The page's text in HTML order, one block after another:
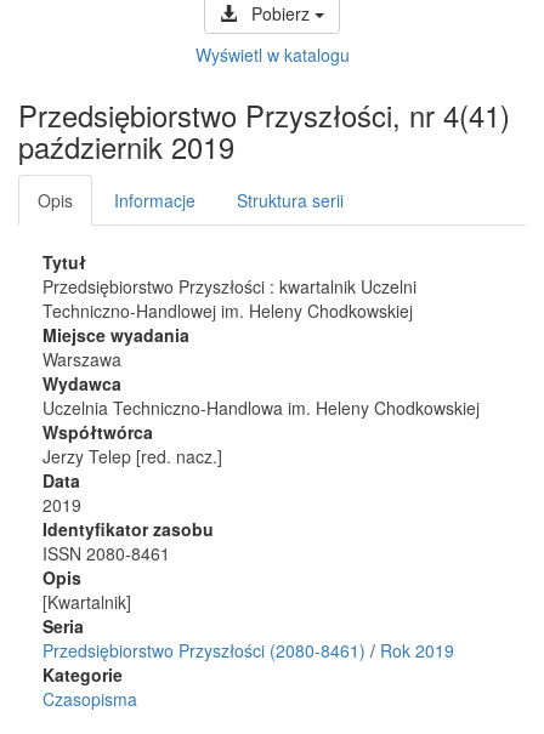
Pobierz
Wyświetl w katalogu
Przedsiębiorstwo Przyszłości, nr 4(41)
październik 2019
Opis Informacje Struktura serii
Tytuł
Przedsiębiorstwo Przyszłości : kwartalnik Uczelni
Techniczno-Handlowej im. Heleny Chodkowskiej
Miejsce wyadania
Warszawa
Wydawca
Uczelnia Techniczno-Handlowa im. Heleny Chodkowskiej
Współtwórca
Jerzy Telep [red. nacz.]
Data
2019
Identyfikator zasobu
ISSN 2080-8461
Opis
[Kwartalnik]
Seria
Przedsiębiorstwo Przyszłości (2080-8461) / Rok 2019
Kategorie
Czasopisma